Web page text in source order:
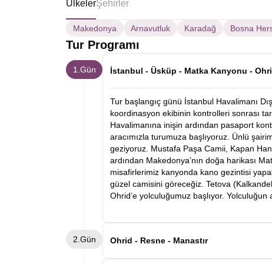
ÜlkelerŞehirler
Makedonya Arnavutluk Karadağ Bosna
Tur Programı
1.Gün İstanbul - Üsküp - Matka Kanyonu -
Tur başlangıç günü İstanbul Havalimanı
koordinasyon ekibinin kontrolleri sonrası
Havalimanına inişin ardından pasaport
aracımızla turumuza başlıyoruz. Ünlü
geziyoruz. Mustafa Paşa Camii, Kapan
ardından Makedonya’nın doğa harikası
misafirlerimiz kanyonda kano gezintisi
güzel camisini göreceğiz. Tetova
Ohrid’e yolculuğumuz başlıyor.
2.Gün Ohrid - Resne - Manastır